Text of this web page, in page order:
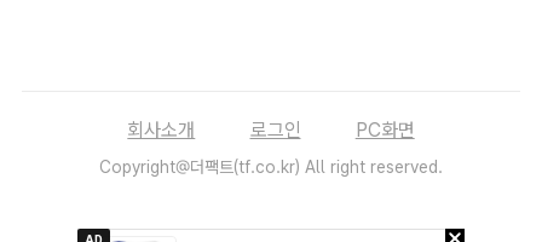
회사소개 로그인 PC화면
Copyright@더팩트(tf.co.kr) All right reserved.